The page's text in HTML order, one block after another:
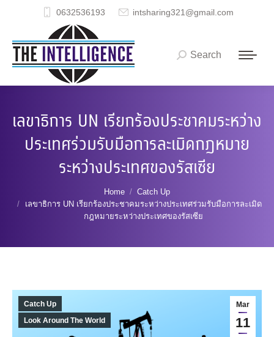
0632536193 intsharing321@gmail.com
Search:
Search
เลขาธิการ UN เรียกร้องประชาคมระหว่าง
ประเทศร่วมรับมือการละเมิดกฎหมาย
ระหว่างประเทศของรัสเซีย
Home
Catch Up
เลขาธิการ UN เรียกร้องประชาคมระหว่างประเทศร่วมรับมือการละเมิด
กฎหมายระหว่างประเทศของรัสเซีย
Mar
11
Catch Up
Look Around The World